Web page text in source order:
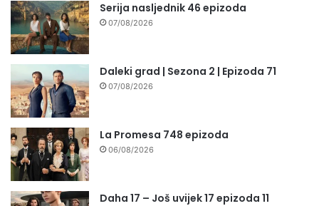
Serija nasljednik 46 epizoda
07/08/2026
Daleki grad | Sezona 2 | Epizoda 71
07/08/2026
La Promesa 748 epizoda
06/08/2026
Daha 17 – Još uvijek 17 epizoda 11